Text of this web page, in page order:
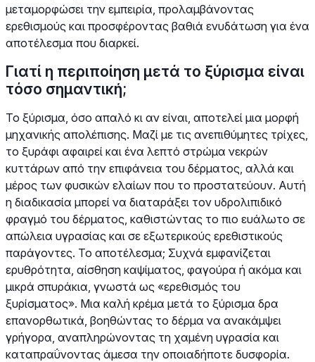
μεταμορφώσει την εμπειρία, προλαμβάνοντας
ερεθισμούς και προσφέροντας βαθιά ενυδάτωση για ένα
αποτέλεσμα που διαρκεί.
Γιατί η περιποίηση μετά το ξύρισμα είναι
τόσο σημαντική;
Το ξύρισμα, όσο απαλό κι αν είναι, αποτελεί μια μορφή
μηχανικής απολέπισης. Μαζί με τις ανεπιθύμητες τρίχες,
το ξυράφι αφαιρεί και ένα λεπτό στρώμα νεκρών
κυττάρων από την επιφάνεια του δέρματος, αλλά και
μέρος των φυσικών ελαίων που το προστατεύουν. Αυτή
η διαδικασία μπορεί να διαταράξει τον υδρολιπιδικό
φραγμό του δέρματος, καθιστώντας το πιο ευάλωτο σε
απώλεια υγρασίας και σε εξωτερικούς ερεθιστικούς
παράγοντες. Το αποτέλεσμα; Συχνά εμφανίζεται
ερυθρότητα, αίσθηση καψίματος, φαγούρα ή ακόμα και
μικρά σπυράκια, γνωστά ως «ερεθισμός του
ξυρίσματος». Μια καλή κρέμα μετά το ξύρισμα δρα
επανορθωτικά, βοηθώντας το δέρμα να ανακάμψει
γρήγορα, αναπληρώνοντας τη χαμένη υγρασία και
καταπραΰνοντας άμεσα την οποιαδήποτε δυσφορία.